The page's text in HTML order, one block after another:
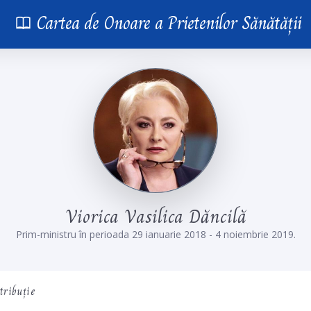
Cartea de Onoare a Prietenilor Sănătății
Viorica Vasilica Dăncilă
Prim-ministru în perioada 29 ianuarie 2018 - 4 noiembrie 2019.